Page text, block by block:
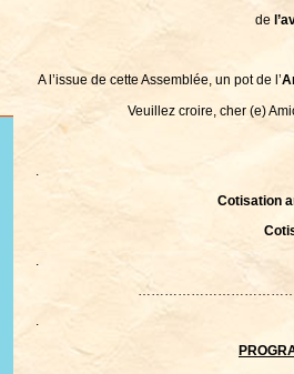
de
A l’issue de cette Assemblée, un pot de l’
Veuillez croire, cher (e)
Cotisation
.
.